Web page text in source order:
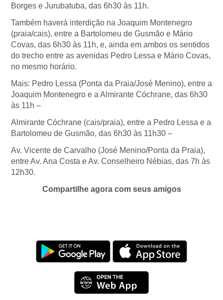
Borges e Jurubatuba, das 6h30 às 11h.
Também haverá interdição na Joaquim Montenegro
(praia/cais), entre a Bartolomeu de Gusmão e Mário
Covas, das 6h30 às 11h, e, ainda em ambos os sentidos
do trecho entre as avenidas Pedro Lessa e Mário Covas,
no mesmo horário.
Mais: Pedro Lessa (Ponta da Praia/José Menino), entre a
Joaquim Montenegro e a Almirante Cóchrane, das 6h30
às 11h –
Almirante Cóchrane (cais/praia), entre a Pedro Lessa e a
Bartolomeu de Gusmão, das 6h30 às 11h30 –
Av. Vicente de Carvalho (José Menino/Ponta da Praia),
entre Av. Ana Costa e Av. Conselheiro Nébias, das 7h às
12h30.
Compartilhe agora com seus amigos